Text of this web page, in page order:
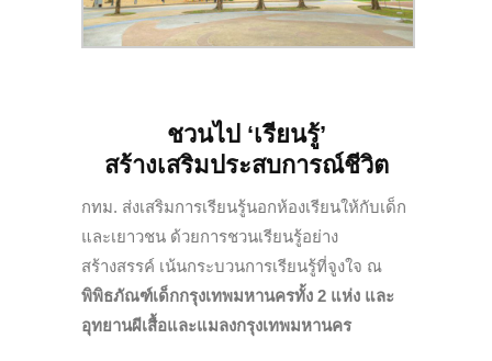
ชวนไป ‘เรียนรู้’
สร้างเสริมประสบการณ์ชีวิต
กทม. ส่งเสริมการเรียนรู้นอกห้องเรียนให้กับเด็ก
และเยาวชน ด้วยการชวนเรียนรู้อย่าง
สร้างสรรค์ เน้นกระบวนการเรียนรู้ที่จูงใจ ณ
พิพิธภัณฑ์เด็กกรุงเทพมหานครทั้ง 2 แห่ง และ
อุทยานผีเสื้อและแมลงกรุงเทพมหานคร